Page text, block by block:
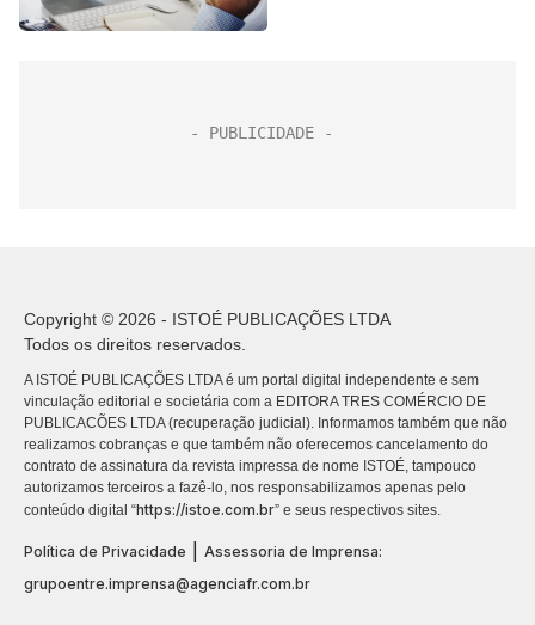
Copyright © 2026 - ISTOÉ PUBLICAÇÕES LTDA
Todos os direitos reservados.
A ISTOÉ PUBLICAÇÕES LTDA é um portal digital independente e sem
vinculação editorial e societária com a EDITORA TRES COMÉRCIO DE
PUBLICACÕES LTDA (recuperação judicial). Informamos também que não
realizamos cobranças e que também não oferecemos cancelamento do
contrato de assinatura da revista impressa de nome ISTOÉ, tampouco
autorizamos terceiros a fazê-lo, nos responsabilizamos apenas pelo
conteúdo digital “https://istoe.com.br” e seus respectivos sites.
Política de Privacidade
Assessoria de Imprensa:
grupoentre.imprensa@agenciafr.com.br